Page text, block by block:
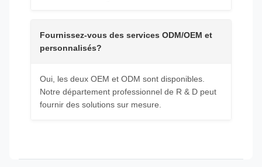
Fournissez-vous des services ODM/OEM et
personnalisés?
Oui, les deux OEM et ODM sont disponibles.
Notre département professionnel de R & D peut
fournir des solutions sur mesure.